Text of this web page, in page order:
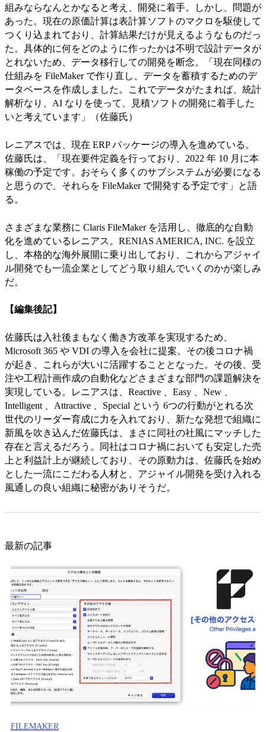
組みならなんとかなると考え、開発に着手。しかし、問題が
あった。現在の原価計算は表計算ソフトのマクロを駆使して
つくり込まれており、計算結果だけが見えるようなものだっ
た。具体的に何をどのように作ったかは不明で設計データが
とれないため、データ移行しての開発を断念。「現在同様の
仕組みを FileMaker で作り直し、データを蓄積するためのデ
ータベースを作成しました。これでデータがたまれば、統計
解析なり、AI なりを使って、見積ソフトの開発に着手した
いと考えています」（佐藤氏）
レニアスでは、現在 ERP パッケージの導入を進めている。
佐藤氏は、「現在要件定義を行っており、2022 年 10 月に本
稼働の予定です。おそらく多くのサブシステムが必要になる
と思うので、それらを FileMaker で開発する予定です」と語
る。
さまざまな業務に Claris FileMaker を活用し、徹底的な自動
化を進めているレニアス。RENIAS AMERICA, INC. を設立
し、本格的な海外展開に乗り出しており、これからアジャイ
ル開発でも一流企業としてどう取り組んでいくのかが楽しみ
だ。
【編集後記】
佐藤氏は入社後まもなく働き方改革を実現するため、
Microsoft 365 や VDI の導入を会社に提案。その後コロナ禍
が起き、これらが大いに活躍することとなった。その後、受
注や工程計画作成の自動化などさまざまな部門の課題解決を
実現している。レニアスは、Reactive 、Easy 、New 、
Intelligent 、Attractive 、Special という 6つの行動がとれる次
世代のリーダー育成に力を入れており、新たな発想で組織に
新風を吹き込んだ佐藤氏は、まさに同社の社風にマッチした
存在と言えるだろう。同社はコロナ禍においても安定した売
上と利益計上が継続しており、その原動力は、佐藤氏を始め
とした一流にこだわる人材と、アジャイル開発を受け入れる
風通しの良い組織に秘密がありそうだ。
最新の記事
FILEMAKER